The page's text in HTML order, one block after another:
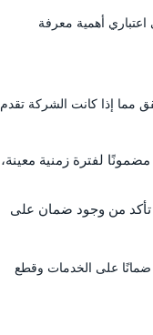
أهمية معرفة
مما إذا كانت الشركة تقدم
لفترة زمنية معينة،
تأكد من وجود ضمان على
ضمانًا على الخدمات وقطع